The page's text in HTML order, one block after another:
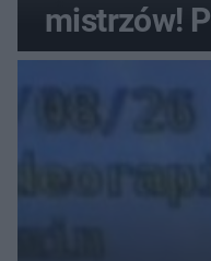
mistrzów!
z